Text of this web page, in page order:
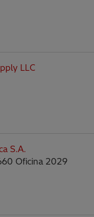
LLC
S.A.
Oficina 2029